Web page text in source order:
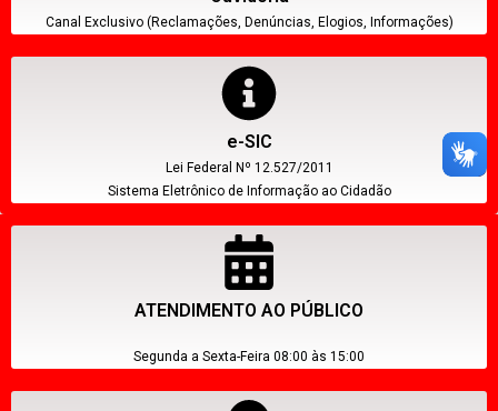
Canal Exclusivo (Reclamações, Denúncias, Elogios, Informações)
e-SIC
Lei Federal Nº 12.527/2011
Sistema Eletrônico de Informação ao Cidadão
ATENDIMENTO AO PÚBLICO
Segunda a Sexta-Feira 08:00 às 15:00